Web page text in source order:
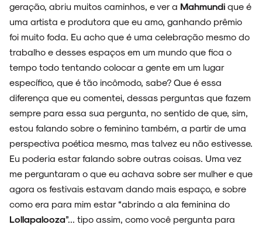
geração, abriu muitos caminhos, e ver a Mahmundi que é
uma artista e produtora que eu amo, ganhando prêmio
foi muito foda. Eu acho que é uma celebração mesmo do
trabalho e desses espaços em um mundo que fica o
tempo todo tentando colocar a gente em um lugar
específico, que é tão incômodo, sabe? Que é essa
diferença que eu comentei, dessas perguntas que fazem
sempre para essa sua pergunta, no sentido de que, sim,
estou falando sobre o feminino também, a partir de uma
perspectiva poética mesmo, mas talvez eu não estivesse.
Eu poderia estar falando sobre outras coisas. Uma vez
me perguntaram o que eu achava sobre ser mulher e que
agora os festivais estavam dando mais espaço, e sobre
como era para mim estar “abrindo a ala feminina do
Lollapalooza”... tipo assim, como você pergunta para